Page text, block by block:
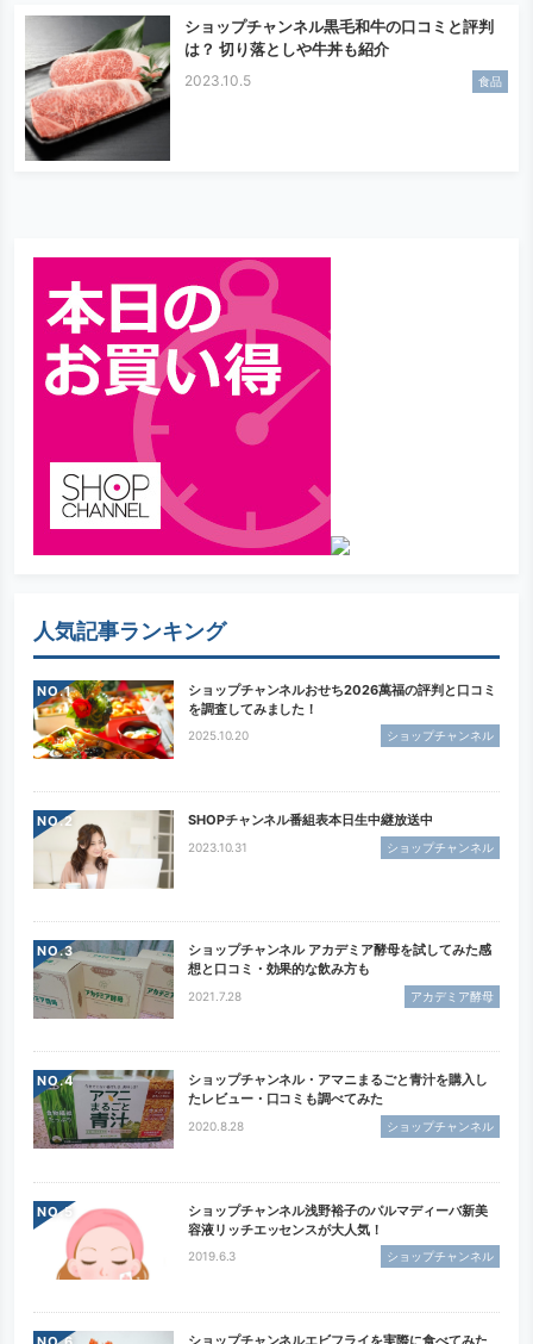
ショップチャンネル黒毛和牛の口コミと評判
は？ 切り落としや牛丼も紹介
2023.10.5 食品
人気記事ランキング
NO.
ショップチャンネルおせち2026萬福の評判と口コミ
を調査してみました！
2025.10.20 ショップチャンネル
NO. SHOPチャンネル番組表本日生中継放送中
2023.10.31 ショップチャンネル
NO.
ショップチャンネル アカデミア酵母を試してみた感
想と口コミ・効果的な飲み方も
2021.7.28 アカデミア酵母
NO.
ショップチャンネル・アマニまるごと青汁を購入し
たレビュー・口コミも調べてみた
2020.8.28 ショップチャンネル
NO.
ショップチャンネル浅野裕子のパルマディーバ新美
容液リッチエッセンスが大人気！
2019.6.3 ショップチャンネル
ショップチャンネルエビフライを実際に食べてみた